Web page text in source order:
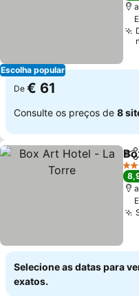
Escolha popular
De € 61
Consulte os preços de 8
4
Selecione as datas para
exatos.